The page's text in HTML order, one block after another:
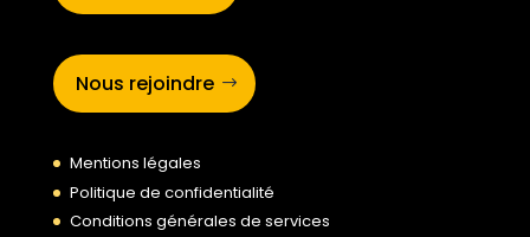
Nous rejoindre
Mentions légales
Politique de confidentialité
Conditions générales de services